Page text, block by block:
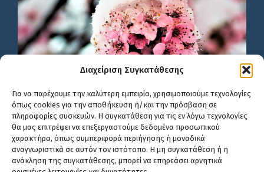
Διαχείριση Συγκατάθεσης
Για να παρέχουμε την καλύτερη εμπειρία, χρησιμοποιούμε τεχνολογίες
όπως cookies για την αποθήκευση ή/και την πρόσβαση σε
πληροφορίες συσκευών. Η συγκατάθεση για τις εν λόγω τεχνολογίες
θα μας επιτρέψει να επεξεργαστούμε δεδομένα προσωπικού
χαρακτήρα, όπως συμπεριφορά περιήγησης ή μοναδικά
αναγνωριστικά σε αυτόν τον ιστότοπο. Η μη συγκατάθεση ή η
ανάκληση της συγκατάθεσης, μπορεί να επηρεάσει αρνητικά